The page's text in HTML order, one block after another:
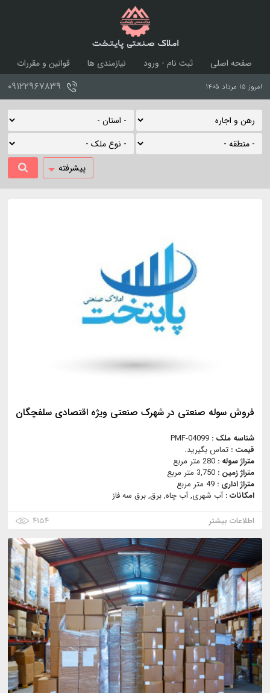
املاک صنعتی پایتخت
صفحه اصلی ثبت نام - ورود نیازمندی ها
قوانین و مقررات
امروز ۱۵ مرداد ۱۴۰۵ ۰۹۱۲۲۹۶۷۸۳۹
پیشرفته
فروش سوله صنعتی در شهرک صنعتی ویژه اقتصادی سلفچگان
شناسه ملک : PMF-04099
قیمت : تماس بگیرید.
متراژ سوله : 280 متر مربع
متراژ زمین : 3,750 متر مربع
متراژ اداری : 49 متر مربع
امکانات :آب شهری, آب چاه, برق, برق سه فاز
اطلاعات بیشتر
۴۱۵۴